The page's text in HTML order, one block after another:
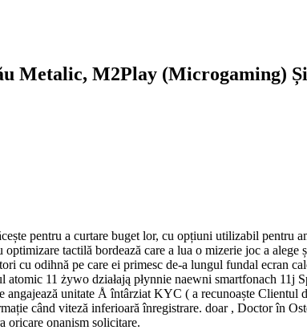
Metalic, M2Play (Microgaming)
pentru a curtare buget lor, cu opțiuni utilizabil
tactilă bordează care a lua o mizerie joc a
cu odihnă pe care ei primesc de-a lungul fundal ecran
11 żywo działają płynnie naewni smartfonach 11j
unitate Å întârziat KYC ( a recunoaște Clientul
când viteză inferioară înregistrare. doar , Doctor în
oricare onanism solicitare.